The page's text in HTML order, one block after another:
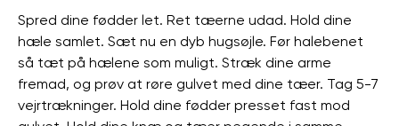
Spred dine fødder let. Ret tæerne udad. Hold dine
hæle samlet. Sæt nu en dyb hugsøjle. Før halebenet
så tæt på hælene som muligt. Stræk dine arme
fremad, og prøv at røre gulvet med dine tæer. Tag 5-7
vejrtrækninger. Hold dine fødder presset fast mod